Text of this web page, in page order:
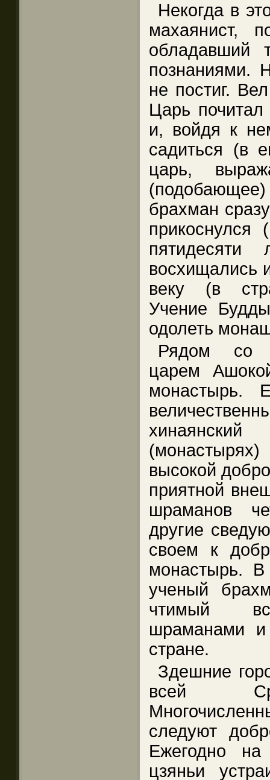
Некогда в
махаянист,
обладавший
познаниями.
не постиг.
Царь почитал
и, войдя к
садиться (в
царь,
(подобающее)
брахман
восхищались
веку (в
Учение
одолеть
Рядом со
царем
монастырь.
высокой
приятной
шраманов
другие
своем к
монастырь. В
ученый
чтимый
шраманами и
стране.
Здешние
всей
следуют
Ежегодно
цзяньи